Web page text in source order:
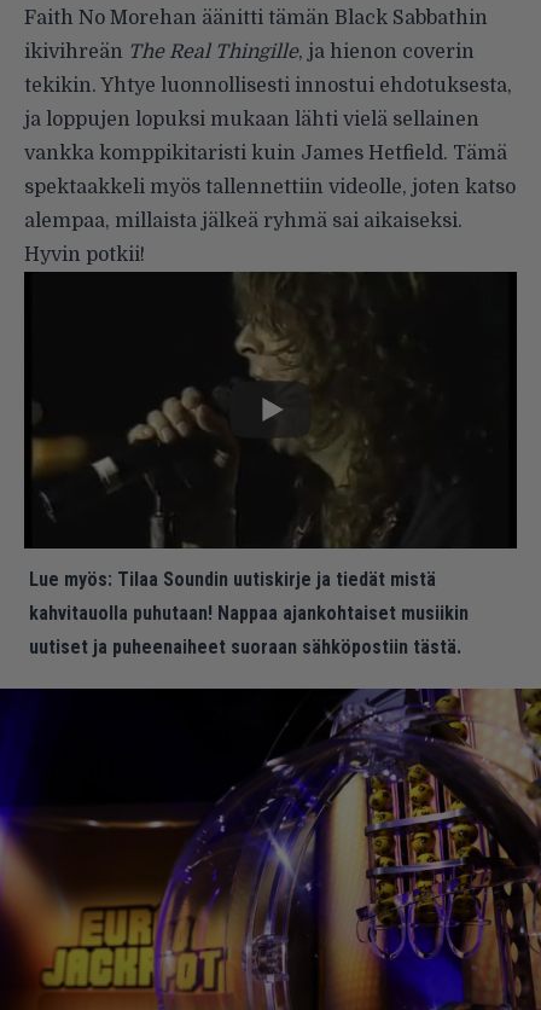
Faith No Morehan äänitti tämän Black Sabbathin
ikivihreän The Real Thingille, ja hienon coverin
tekikin. Yhtye luonnollisesti innostui ehdotuksesta,
ja loppujen lopuksi mukaan lähti vielä sellainen
vankka komppikitaristi kuin James Hetfield. Tämä
spektaakkeli myös tallennettiin videolle, joten katso
alempaa, millaista jälkeä ryhmä sai aikaiseksi.
Hyvin potkii!
Lue myös: Tilaa Soundin uutiskirje ja tiedät mistä
kahvitauolla puhutaan! Nappaa ajankohtaiset musiikin
uutiset ja puheenaiheet suoraan sähköpostiin tästä.